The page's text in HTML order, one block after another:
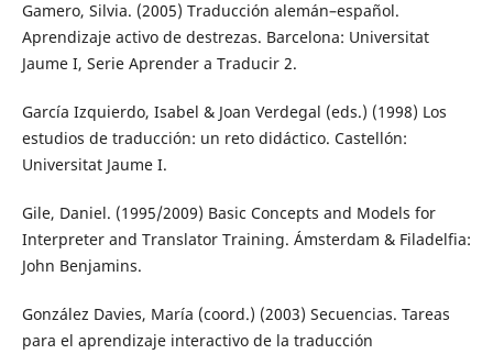
Gamero, Silvia. (2005) Traducción alemán–español.
Aprendizaje activo de destrezas. Barcelona: Universitat
Jaume I, Serie Aprender a Traducir 2.
García Izquierdo, Isabel & Joan Verdegal (eds.) (1998) Los
estudios de traducción: un reto didáctico. Castellón:
Universitat Jaume I.
Gile, Daniel. (1995/2009) Basic Concepts and Models for
Interpreter and Translator Training. Ámsterdam & Filadelfia:
John Benjamins.
González Davies, María (coord.) (2003) Secuencias. Tareas
para el aprendizaje interactivo de la traducción